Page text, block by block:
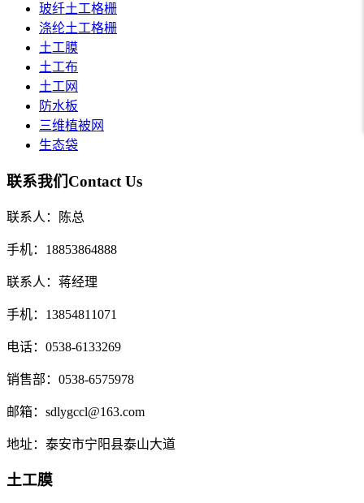
玻纤土工格栅
涤纶土工格栅
土工膜
土工布
土工网
防水板
三维植被网
生态袋
联系我们Contact Us
联系人：陈总
手机：18853864888
联系人：蒋经理
手机：13854811071
电话：0538-6133269
销售部：0538-6575978
邮箱：sdlygccl@163.com
地址：泰安市宁阳县泰山大道
土工膜